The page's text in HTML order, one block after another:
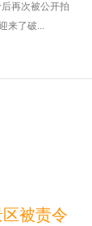
再次被公开拍
来了破...
被责令